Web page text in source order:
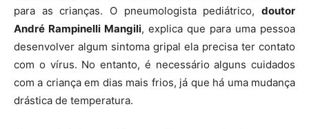
para as crianças. O pneumologista pediátrico, doutor
André Rampinelli Mangili, explica que para uma pessoa
desenvolver algum sintoma gripal ela precisa ter contato
com o vírus. No entanto, é necessário alguns cuidados
com a criança em dias mais frios, já que há uma mudança
drástica de temperatura.